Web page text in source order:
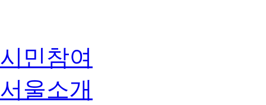
시민참여
서울소개